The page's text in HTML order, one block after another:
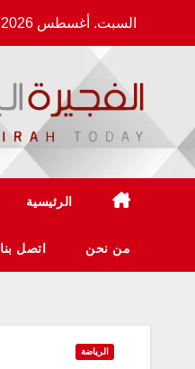
السبت. أغسطس 8th, 2026
الرئيسية
من نحن اتصل بنا
الرياضة